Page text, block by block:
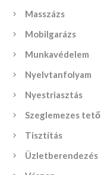
Masszázs
Mobilgarázs
Munkavédelem
Nyelvtanfolyam
Nyestriasztás
Szeglemezes tető
Tisztítás
Üzletberendezés